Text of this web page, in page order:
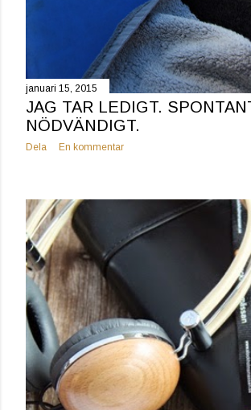
januari 15, 2015
JAG TAR LEDIGT.
NÖDVÄNDIGT.
Dela En kommentar